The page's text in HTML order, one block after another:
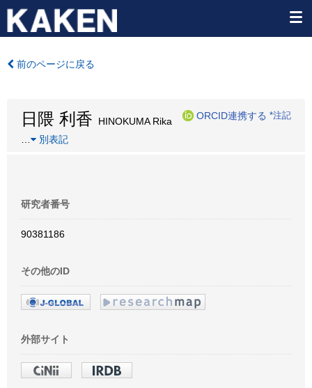
前のページに戻る
日隈 利香 HINOKUMA Rika
ORCID連携する *注記
別表記
研究者番号
90381186
その他のID
外部サイト